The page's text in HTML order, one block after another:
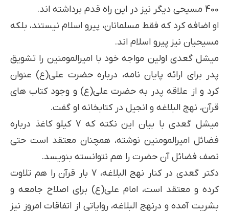
400 مسیحی دیگر نیز در این راه قدم برداشته اند.
او اضافه کرد که فقط مسلمانان، پیرو اسلام نیستند، بلکه
مسیحیان نیز پیرو اسلام اند.
میشل گعدی اولین مواجه خود با امیرالمومنین را تشویق
پدر برای ارائه پایان نامه، درباره حضرت علی(ع) عنوان
کرد و از علاقه پدر به حضرت علی(ع) و وجود کتاب های
قرآن، نهج البلاغه و انجیل در کتابخانه او گفت.
میشل گعدی با بیان این نکته که 7 کیلو کاغذ درباره
فضائل امیرالمومنین نوشته، همچنان معتقد است حتی
نصف فضائل آن حضرت را هم نتوانسته بنویسد.
دکتر گعدی در کنار نهج البلاغه، 7 بار قرآن را هم تلاوت
کرده و معتقد است، امام علی(ع) برای اصلاح جامعه و
بشریت آمده و درنهج البلاغه، روایاتی از اتفاقات امروز نیز